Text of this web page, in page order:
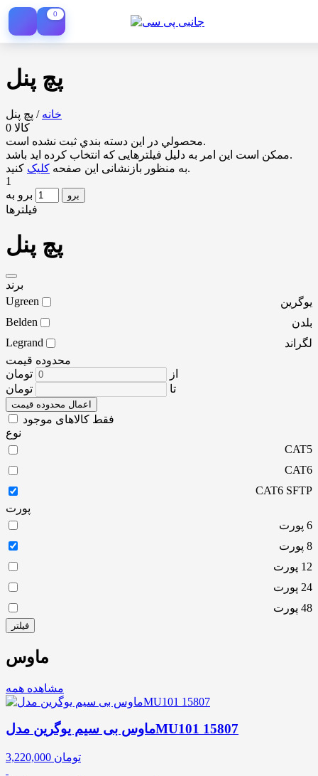
0
پچ پنل
خانه / پچ پنل
0 کالا
محصولي در اين دسته بندي ثبت نشده است.
ممکن است این امر به دلیل فیلترهایی که انتخاب کرده اید باشد.
به منظور بازنشانی این صفحه کلیک
کنید.
1
برو به
برو
فیلترها
پچ پنل
برند
یوگرین
Ugreen
بلدن
Belden
لگراند
Legrand
محدوده قیمت
از
تومان
تا
تومان
اعمال محدوده قیمت
فقط کالاهای موجود
نوع
CAT5
CAT6
CAT6 SFTP
پورت
6 پورت
8 پورت
12 پورت
24 پورت
48 پورت
فیلتر
ماوس
مشاهده همه
ماوس بی سیم یوگرین مدلMU101 15807
3,220,000 تومان